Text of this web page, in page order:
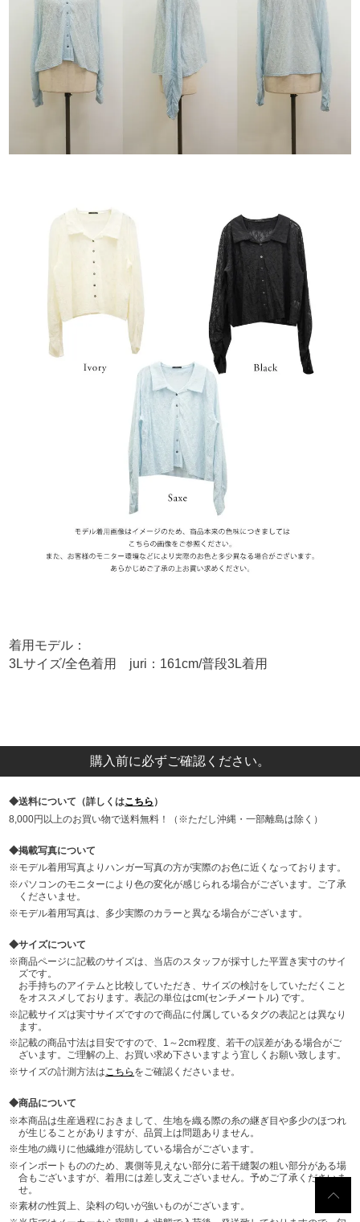
着用モデル：
3Lサイズ/全色着用 juri：161cm/普段3L着用
購入前に必ずご確認ください。
送料について（詳しくはこちら ）
8,000円以上のお買い物で送料無料！（※ただし沖縄・一部離島は除く）
掲載写真について
モデル着用写真よりハンガー写真の方が実際のお色に近くなっております。
パソコンのモニターにより色の変化が感じられる場合がございます。ご了承
くださいませ。
モデル着用写真は、多少実際のカラーと異なる場合がございます。
サイズについて
商品ページに記載のサイズは、当店のスタッフが採寸した平置き実寸のサイ
ズです。
お手持ちのアイテムと比較していただき、サイズの検討をしていただくこと
をオススメしております。表記の単位はcm(センチメートル) です。
記載サイズは実寸サイズですので商品に付属しているタグの表記とは異なり
ます。
記載の商品寸法は目安ですので、1～2cm程度、若干の誤差がある場合がご
ざいます。ご理解の上、お買い求め下さいますよう宜しくお願い致します。
サイズの計測方法はこちら をご確認くださいませ。
商品について
本商品は生産過程におきまして、生地を織る際の糸の継ぎ目や多少のほつれ
が生じることがありますが、品質上は問題ありません。
生地の織りに他繊維が混紡している場合がございます。
インポートもののため、裏側等見えない部分に若干縫製の粗い部分がある場
合もございますが、着用には差し支えございません。予めご了承くださいま
せ。
素材の性質上、染料の匂いが強いものがございます。